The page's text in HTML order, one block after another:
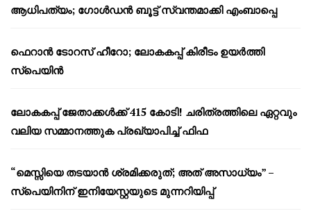
ആധിപത്യം; ഗോൾഡൻ ബൂട്ട് സ്വന്തമാക്കി എംബാപ്പെ
ഫെറാൻ ടോറസ് ഹീറോ; ലോകകപ്പ് കിരീടം ഉയർത്തി
സ്പെയിൻ
ലോകകപ്പ് ജേതാക്കൾക്ക് 415 കോടി! ചരിത്രത്തിലെ ഏറ്റവും
വലിയ സമ്മാനത്തുക പ്രഖ്യാപിച്ച് ഫിഫ
“മെസ്സിയെ തടയാൻ ശ്രമിക്കരുത്; അത് അസാധ്യം” –
സ്പെയിനിന് ഇനിയേസ്റ്റയുടെ മുന്നറിയിപ്പ്